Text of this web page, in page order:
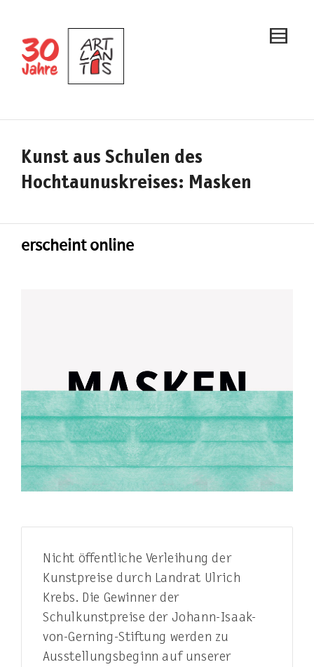
Kunst aus Schulen des
Hochtaunuskreises: Masken
erscheint online
Nicht öffentliche Verleihung der
Kunstpreise durch Landrat Ulrich
Krebs. Die Gewinner der
Schulkunstpreise der Johann-Isaak-
von-Gerning-Stiftung werden zu
Ausstellungsbeginn auf unserer